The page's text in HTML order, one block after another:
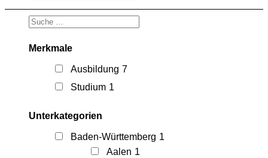
Merkmale
Ausbildung 7
Studium 1
Unterkategorien
Baden-Württemberg 1
Aalen 1